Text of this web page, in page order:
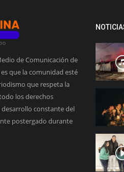
de Comunicación de
que la comunidad esté
que respeta la
los derechos
constante del
postergado durante